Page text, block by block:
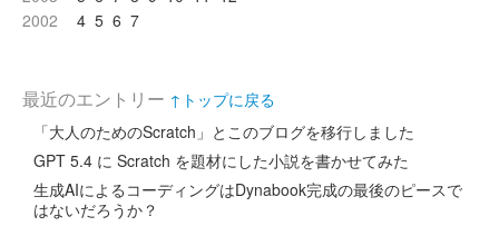
2002
4 5 6 7
最近のエントリー ↑トップに戻る
「大人のためのScratch」とこのブログを移行しました
GPT 5.4 に Scratch を題材にした小説を書かせてみた
生成AIによるコーディングはDynabook完成の最後のピースで
はないだろうか？